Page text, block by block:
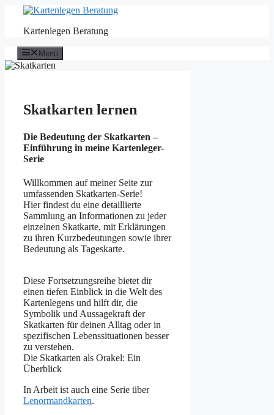
springenKartenlegen Beratung
Menü
Skatkarten lernen
Die Bedeutung der Skatkarten –
Einführung in meine Kartenleger-
Serie
Willkommen auf meiner Seite zur
umfassenden Skatkarten-Serie!
Hier findest du eine detaillierte
Sammlung an Informationen zu jeder
einzelnen Skatkarte, mit Erklärungen
zu ihren Kurzbedeutungen sowie ihrer
Bedeutung als Tageskarte.
Diese Fortsetzungsreihe bietet dir
einen tiefen Einblick in die Welt des
Kartenlegens und hilft dir, die
Symbolik und Aussagekraft der
Skatkarten für deinen Alltag oder in
spezifischen Lebenssituationen besser
zu verstehen.
Die Skatkarten als Orakel: Ein
Überblick
In Arbeit ist auch eine Serie über
Lenormandkarten.